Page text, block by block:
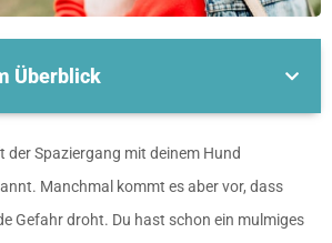
Überblick
der Spaziergang mit deinem Hund
Manchmal kommt es aber vor, dass
Gefahr droht. Du hast schon ein mulmiges